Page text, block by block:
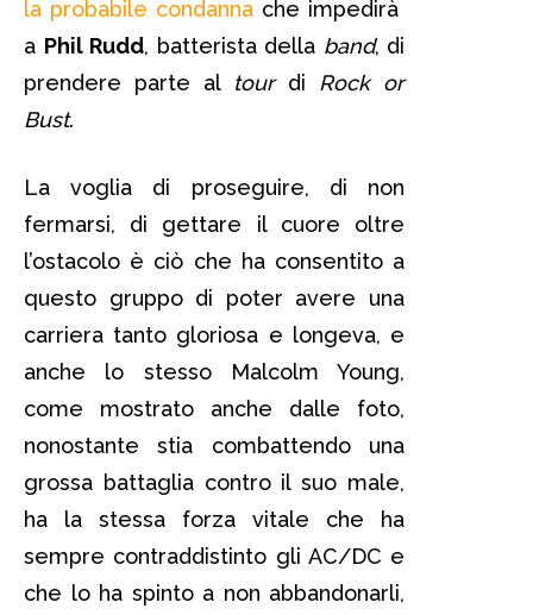
la probabile condanna che impedirà
a Phil Rudd, batterista della band, di
prendere parte al tourdi Rock or
Bust.
La voglia di proseguire, di non
fermarsi, di gettare il cuore oltre
l’ostacolo è ciò che ha consentito a
questo gruppo di poter avere una
carriera tanto gloriosa e longeva, e
anche lo stesso Malcolm Young,
come mostrato anche dalle foto,
nonostante stia combattendo una
grossa battaglia contro il suo male,
ha la stessa forza vitale che ha
sempre contraddistinto gli AC/DC e
che lo ha spinto a non abbandonarli,